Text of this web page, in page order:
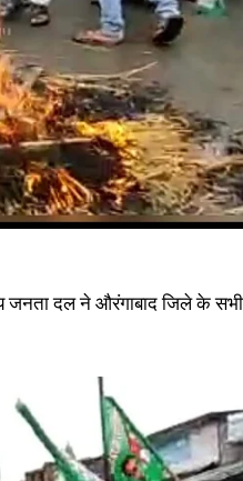
जनता दल ने औरंगाबाद जिले के